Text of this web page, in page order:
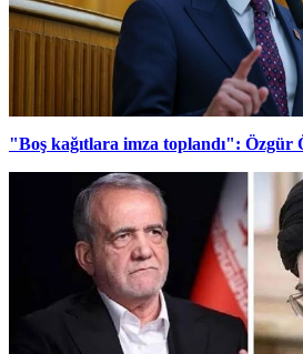
"Boş kağıtlara imza toplandı": Özgür